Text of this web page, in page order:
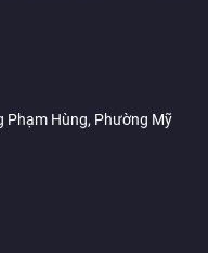
Phạm Hùng, Phường Mỹ